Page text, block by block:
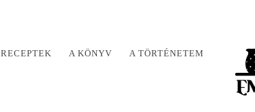
RECEPTEK A KÖNYV A TÖRTÉNETEM